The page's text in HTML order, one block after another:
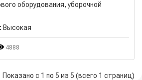
оборудования, уборочной
Высокая
4888
Показано с 1 по 5 из 5 (всего 1 страниц)